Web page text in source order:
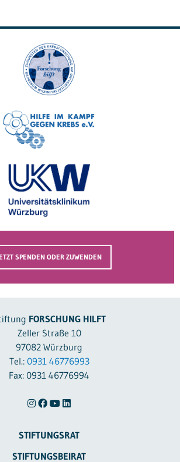
SPENDEN ODER ZUWENDEN
FORSCHUNG HILFT
Zeller Straße 10
97082 Würzburg
Tel.: 0931 46776993
Fax: 0931 46776994
STIFTUNGSRAT
STIFTUNGSBEIRAT